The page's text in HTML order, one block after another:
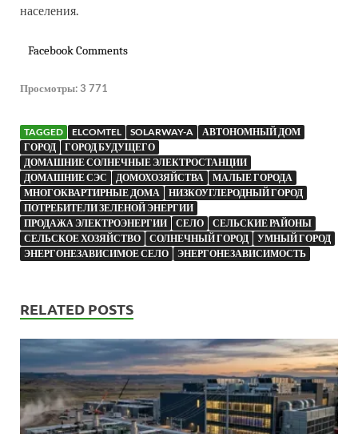
населения.
Facebook Comments
Просмотры:3 771
TAGGED ELCOMTEL SOLARWAY-A
АВТОНОМНЫЙ ДОМ
ГОРОД
ГОРОД БУДУЩЕГО
ДОМАШНИЕ СОЛНЕЧНЫЕ ЭЛЕКТРОСТАНЦИИ
ДОМАШНИЕ СЭС
ДОМОХОЗЯЙСТВА
МАЛЫЕ ГОРОДА
МНОГОКВАРТИРНЫЕ ДОМА
НИЗКОУГЛЕРОДНЫЙ ГОРОД
ПОТРЕБИТЕЛИ ЗЕЛЕНОЙ ЭНЕРГИИ
ПРОДАЖА ЭЛЕКТРОЭНЕРГИИ
СЕЛО
СЕЛЬСКИЕ РАЙОНЫ
СЕЛЬСКОЕ ХОЗЯЙСТВО
СОЛНЕЧНЫЙ ГОРОД
УМНЫЙ ГОРОД
ЭНЕРГОНЕЗАВИСИМОЕ СЕЛО
ЭНЕРГОНЕЗАВИСИМОСТЬ
RELATED POSTS